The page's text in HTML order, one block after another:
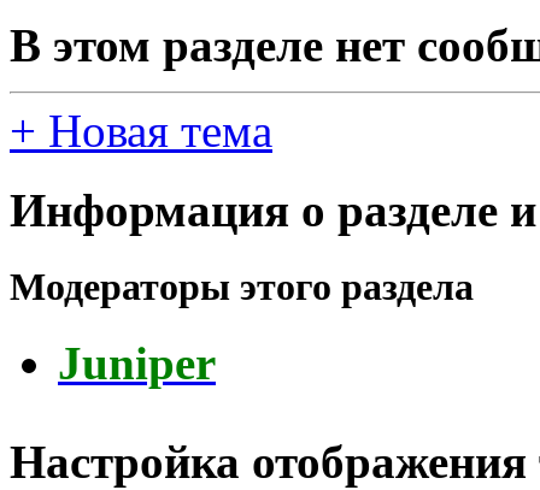
В этом разделе нет
+ Новая тема
Информация о разделе
Модераторы этого раздела
Juniper
Настройка отображения